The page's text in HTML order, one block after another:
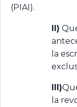
(PIAI).
II)
la
III)
la